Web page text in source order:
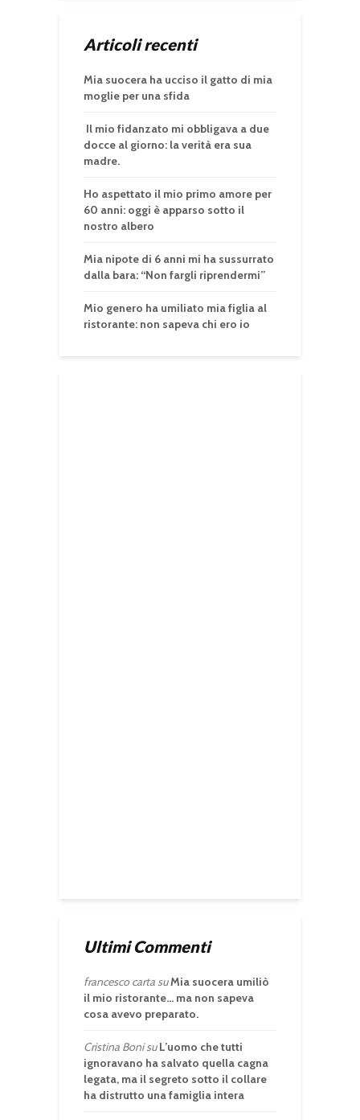
Articoli recenti
Mia suocera ha ucciso il gatto di mia
moglie per una sfida
Il mio fidanzato mi obbligava a due
docce al giorno: la verità era sua
madre.
Ho aspettato il mio primo amore per
60 anni: oggi è apparso sotto il
nostro albero
Mia nipote di 6 anni mi ha sussurrato
dalla bara: “Non fargli riprendermi”
Mio genero ha umiliato mia figlia al
ristorante: non sapeva chi ero io
Ultimi Commenti
francesco cartasuMia suocera umiliò
il mio ristorante… ma non sapeva
cosa avevo preparato.
Cristina BonisuL’uomo che tutti
ignoravano ha salvato quella cagna
legata, ma il segreto sotto il collare
ha distrutto una famiglia intera